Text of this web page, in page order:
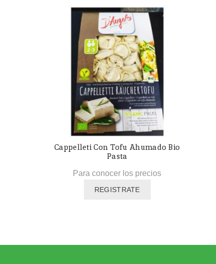
Cappelleti Con Tofu Ahumado Bio
Pasta
Para conocer los precios
REGISTRATE